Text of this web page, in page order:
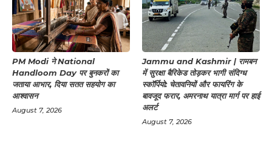
PM Modi ने National
Handloom Day पर बुनकरों का
जताया आभार, दिया सतत सहयोग का
आश्वासन
August 7, 2026
Jammu and Kashmir | रामबन
में सुरक्षा बैरिकेड तोड़कर भागी संदिग्ध
स्कॉर्पियो: चेतावनियों और फायरिंग के
बावजूद फरार, अमरनाथ यात्रा मार्ग पर हाई
अलर्ट
August 7, 2026